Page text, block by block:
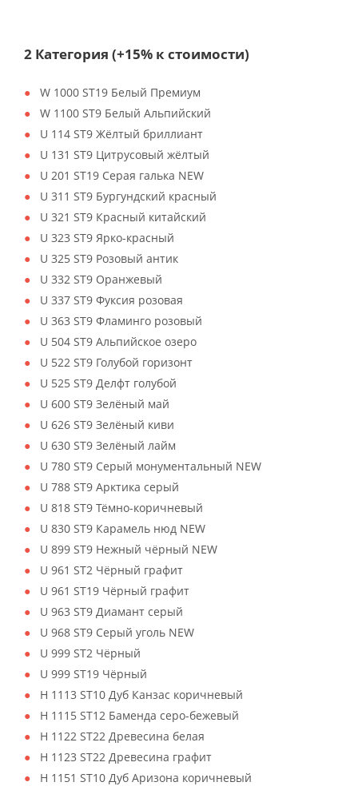
2 Категория (+15% к стоимости)
W 1000 ST19 Белый Премиум
W 1100 ST9 Белый Альпийский
U 114 ST9 Жёлтый бриллиант
U 131 ST9 Цитрусовый жёлтый
U 201 ST19 Серая галька NEW
U 311 ST9 Бургундский красный
U 321 ST9 Красный китайский
U 323 ST9 Ярко-красный
U 325 ST9 Розовый антик
U 332 ST9 Оранжевый
U 337 ST9 Фуксия розовая
U 363 ST9 Фламинго розовый
U 504 ST9 Альпийское озеро
U 522 ST9 Голубой горизонт
U 525 ST9 Делфт голубой
U 600 ST9 Зелёный май
U 626 ST9 Зелёный киви
U 630 ST9 Зелёный лайм
U 780 ST9 Серый монументальный NEW
U 788 ST9 Арктика серый
U 818 ST9 Тёмно-коричневый
U 830 ST9 Карамель нюд NEW
U 899 ST9 Нежный чёрный NEW
U 961 ST2 Чёрный графит
U 961 ST19 Чёрный графит
U 963 ST9 Диамант серый
U 968 ST9 Серый уголь NEW
U 999 ST2 Чёрный
U 999 ST19 Чёрный
H 1113 ST10 Дуб Канзас коричневый
H 1115 ST12 Баменда серо-бежевый
H 1122 ST22 Древесина белая
H 1123 ST22 Древесина графит
H 1151 ST10 Дуб Аризона коричневый